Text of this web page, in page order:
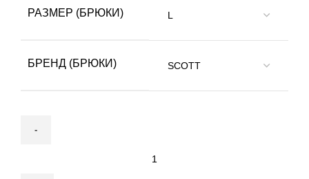
РАЗМЕР (БРЮКИ)
БРЕНД (БРЮКИ)